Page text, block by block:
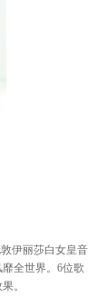
伊丽莎白女皇音
全世界。6位歌
。